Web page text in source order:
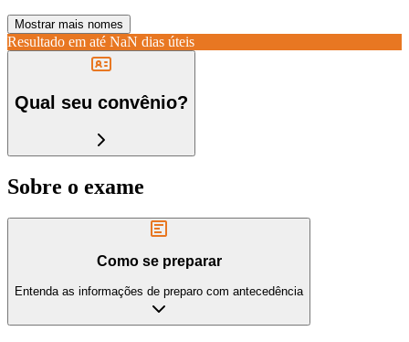
Mostrar mais nomes
Resultado em até NaN dias úteis
Qual seu convênio?
Sobre o exame
Como se preparar
Entenda as informações de preparo com antecedência